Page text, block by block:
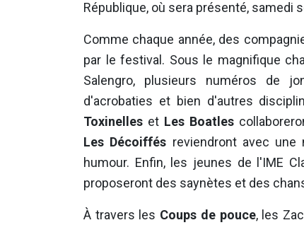
République, où sera présenté, samedi
Comme chaque année, des
par le festival. Sous le magnifique
Salengro, plusieurs numéros de
d'acrobaties et bien d'autres
Toxinelles et Les Boatles
Les Décoiffés reviendront avec
humour. Enfin, les jeunes de l'IME
proposeront des saynètes et des
À travers les Coups de pouce, les